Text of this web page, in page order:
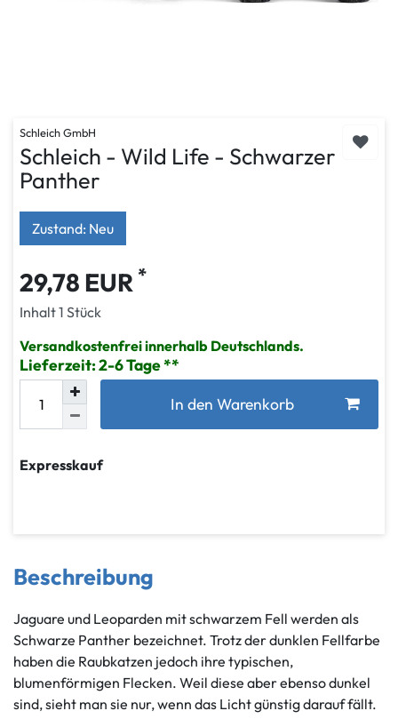
Schleich GmbH
Schleich - Wild Life - Schwarzer
Panther
Zustand: Neu
29,78 EUR *
Inhalt1 Stück
Versandkostenfrei innerhalb Deutschlands.
Lieferzeit: 2-6 Tage
In den Warenkorb
Expresskauf
Beschreibung
Jaguare und Leoparden mit schwarzem Fell werden als
Schwarze Panther bezeichnet. Trotz der dunklen Fellfarbe
haben die Raubkatzen jedoch ihre typischen,
blumenförmigen Flecken. Weil diese aber ebenso dunkel
sind, sieht man sie nur, wenn das Licht günstig darauf fällt.